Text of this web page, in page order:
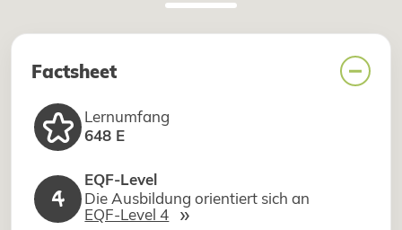
Factsheet
Lernumfang
648 E
4
EQF-Level
Die Ausbildung orientiert sich an
EQF-Level 4 »